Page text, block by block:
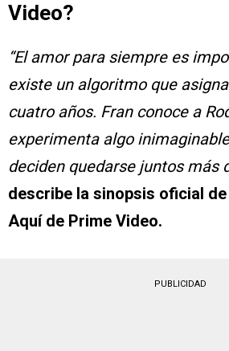
Video?
“El amor para siempre es
existe un algoritmo que
cuatro años. Fran conoce a
experimenta algo
deciden quedarse juntos más
describe la sinopsis oficial
Aquí de Prime Video.
PUBLICIDAD